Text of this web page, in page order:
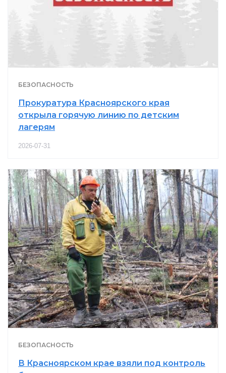
БЕЗОПАСНОСТЬ
Прокуратура Красноярского края
открыла горячую линию по детским
лагерям
2026-07-31
БЕЗОПАСНОСТЬ
В Красноярском крае взяли под контроль